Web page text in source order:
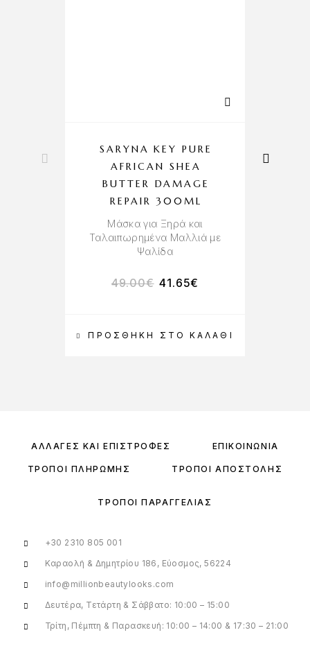
ΠΡΟΣΘΉΚΗ ΣΤΟ ΚΑΛΆΘΙ
SARYNA KEY PURE
AFRICAN SHEA
BUTTER DAMAGE
REPAIR 300ML
Μάσκα για Ξηρά και
Ταλαιπωρημένα Μαλλιά με
Ψαλίδα
49.00€ 41.65€
ΑΛΛΑΓΈΣ ΚΑΙ ΕΠΙΣΤΡΟΦΈΣ ΕΠΙΚΟΙΝΩΝΊΑ
ΤΡΌΠΟΙ ΠΛΗΡΩΜΉΣ ΤΡΌΠΟΙ ΑΠΟΣΤΟΛΉΣ
ΤΡΌΠΟΙ ΠΑΡΑΓΓΕΛΊΑΣ
+30 2310 805 001
Καραολή & Δημητρίου 186, Εύοσμος, 56224
info@millionbeautylooks.com
Δευτέρα, Τετάρτη & Σάββατο: 10:00 – 15:00
Τρίτη, Πέμπτη & Παρασκευή: 10:00 – 14:00 & 17:30 – 21:00